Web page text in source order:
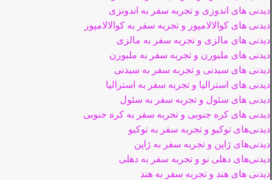
دیدنی های اندوزی و تجربه سفر به اندونزی
دیدنی های کوالالامپور و تجربه سفر به کوالالامپور
دیدنی های مالزی و تجربه سفر به مالزی
دیدنی های ملبورن و تجربه سفر به ملبورن
دیدنی های سیدنی و تجربه سفر به سیدنی
دیدنی های استرالیا و تجربه سفر به استرالیا
دیدنی های سئول و تجربه سفر به سئول
دیدنی های کره جنوبی و تجربه سفر به کره جنوبی
دیدنی‌های توکیو و تجربه سفر به توکیو
دیدنی‌های ژاپن و تجربه سفر به ژاپن
دیدنی‌های دهلی نو و تجربه سفر به دهلی
دیدنی های هند و تجربه سفر به هند